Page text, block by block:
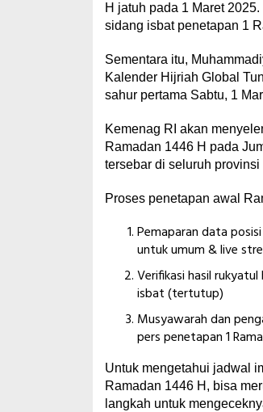
H jatuh pada 1 Maret
sidang isbat penetapan 1
Sementara itu,
Kalender Hijriah Global
sahur pertama Sabtu, 1
Kemenag RI akan
Ramadan 1446 H pada
tersebar di seluruh provinsi
Proses penetapan awal
Pemaparan data
untuk umum & live
Verifikasi hasil
isbat (tertutup)
Musyawarah dan
pers penetapan 1
Untuk mengetahui jadwal
Ramadan 1446 H, bisa
langkah untuk